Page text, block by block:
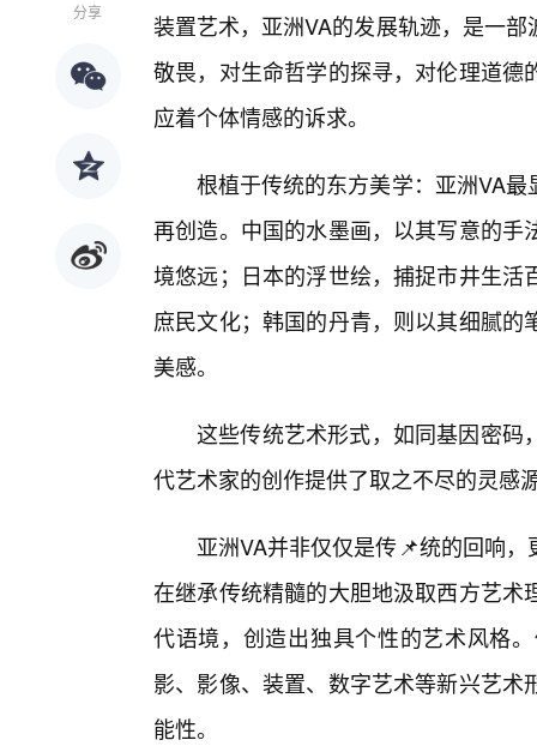
分享
装置艺术，亚洲VA的发展轨迹，是一
敬畏，对生命哲学的探寻，对伦理道
应着个体情感的诉求。
根植于传统的东方美学：亚洲VA
再创造。中国的水墨画，以其写意的
境悠远；日本的浮世绘，捕捉市井生
庶民文化；韩国的丹青，则以其细腻
美感。
这些传统艺术形式，如同基因密码
代艺术家的创作提供了取之不尽的灵感
亚洲VA并非仅仅是传📌统的回响
在继承传统精髓的大胆地汲取西方艺
代语境，创造出独具个性的艺术风格
影、影像、装置、数字艺术等新兴艺
能性。